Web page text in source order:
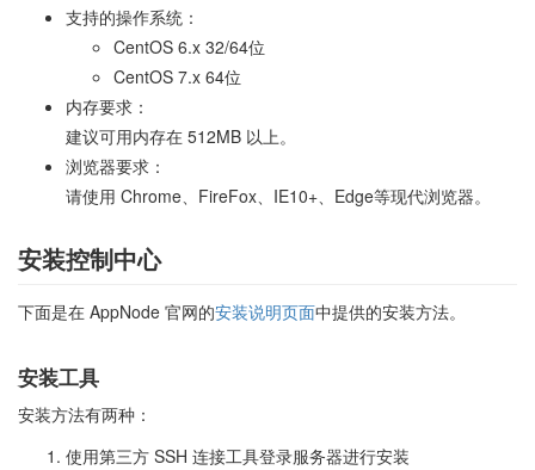
支持的操作系统：
CentOS 6.x 32/64位
CentOS 7.x 64位
内存要求：
建议可用内存在 512MB 以上。
浏览器要求：
请使用 Chrome、FireFox、IE10+、Edge等现代浏览器。
安装控制中心
下面是在 AppNode 官网的安装说明页面中提供的安装方法。
安装工具
安装方法有两种：
使用第三方 SSH 连接工具登录服务器进行安装